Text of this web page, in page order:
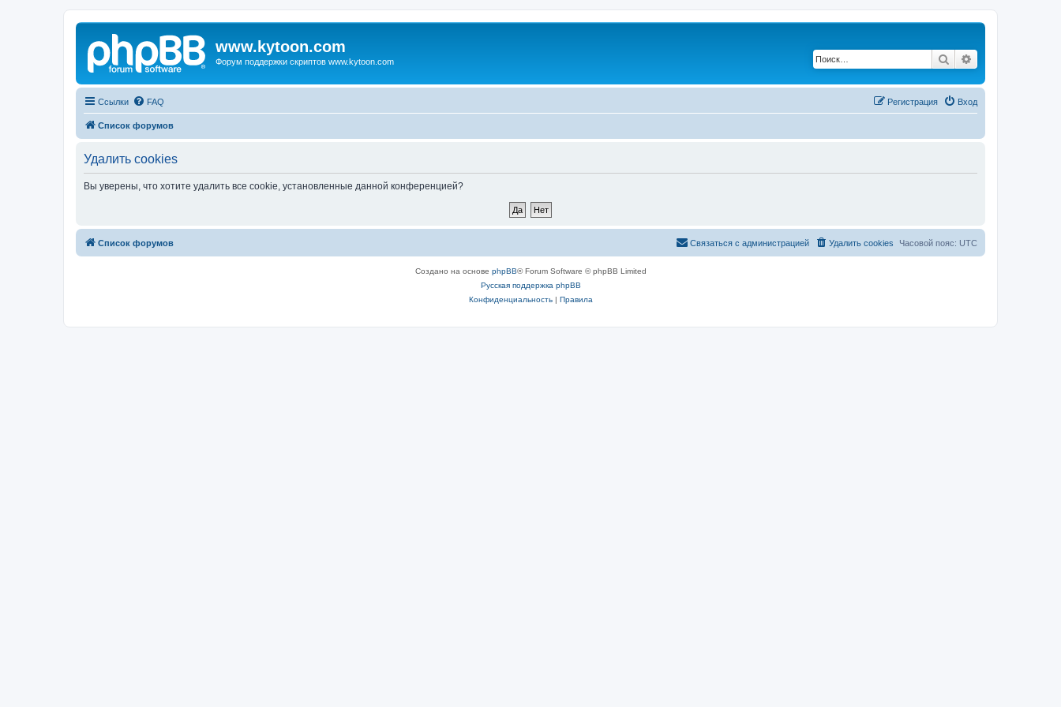
www.kytoon.com
Форум поддержки скриптов www.kytoon.com Поиск
Ссылки FAQ Вход
Регистрация
Список форумов
Удалить cookies
Вы уверены, что хотите удалить все cookie, установленные данной конференцией?
Список форумов Часовой пояс: UTC
Удалить cookies
Связаться с администрацией
Создано на основе phpBB® Forum Software © phpBB Limited
Русская поддержка phpBB
Конфиденциальность| Правила